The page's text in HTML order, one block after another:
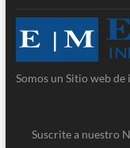
Somos un Sitio web
Suscrite a nuestro